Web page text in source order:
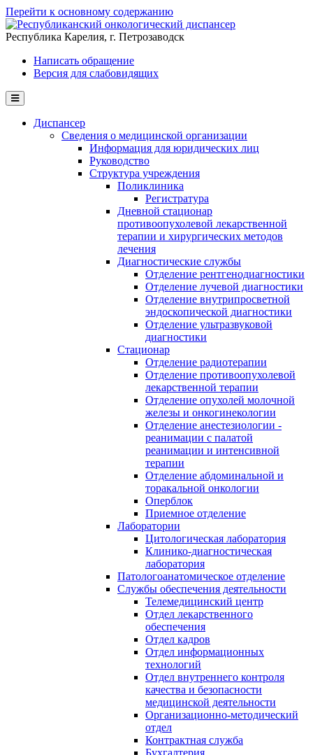
Перейти к основному содержанию
Республика Карелия, г. Петрозаводск
Написать обращение
Версия для слабовидящих
Диспансер
Сведения о медицинской организации
Информация для юридических лиц
Руководство
Структура учреждения
Поликлиника
Регистратура
Дневной стационар
противоопухолевой лекарственной
терапии и хирургических методов
лечения
Диагностические службы
Отделение рентгенодиагностики
Отделение лучевой диагностики
Отделение внутрипросветной
эндоскопической диагностики
Отделение ультразвуковой
диагностики
Стационар
Отделение радиотерапии
Отделение противоопухолевой
лекарственной терапии
Отделение опухолей молочной
железы и онкогинекологии
Отделение анестезиологии -
реанимации с палатой
реанимации и интенсивной
терапии
Отделение абдоминальной и
торакальной онкологии
Оперблок
Приемное отделение
Лаборатории
Цитологическая лаборатория
Клинико-диагностическая
лаборатория
Патологоанатомическое отделение
Службы обеспечения деятельности
Телемедицинский центр
Отдел лекарственного
обеспечения
Отдел кадров
Отдел информационных
технологий
Отдел внутреннего контроля
качества и безопасности
медицинской деятельности
Организационно-методический
отдел
Контрактная служба
Бухгалтерия